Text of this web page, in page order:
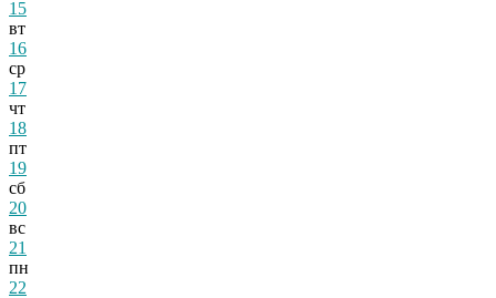
15
вт
16
ср
17
чт
18
пт
19
сб
20
вс
21
пн
22